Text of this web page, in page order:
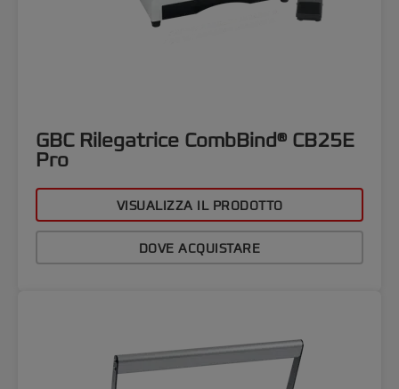
GBC Rilegatrice CombBind® CB25E
Pro
VISUALIZZA IL PRODOTTO
DOVE ACQUISTARE